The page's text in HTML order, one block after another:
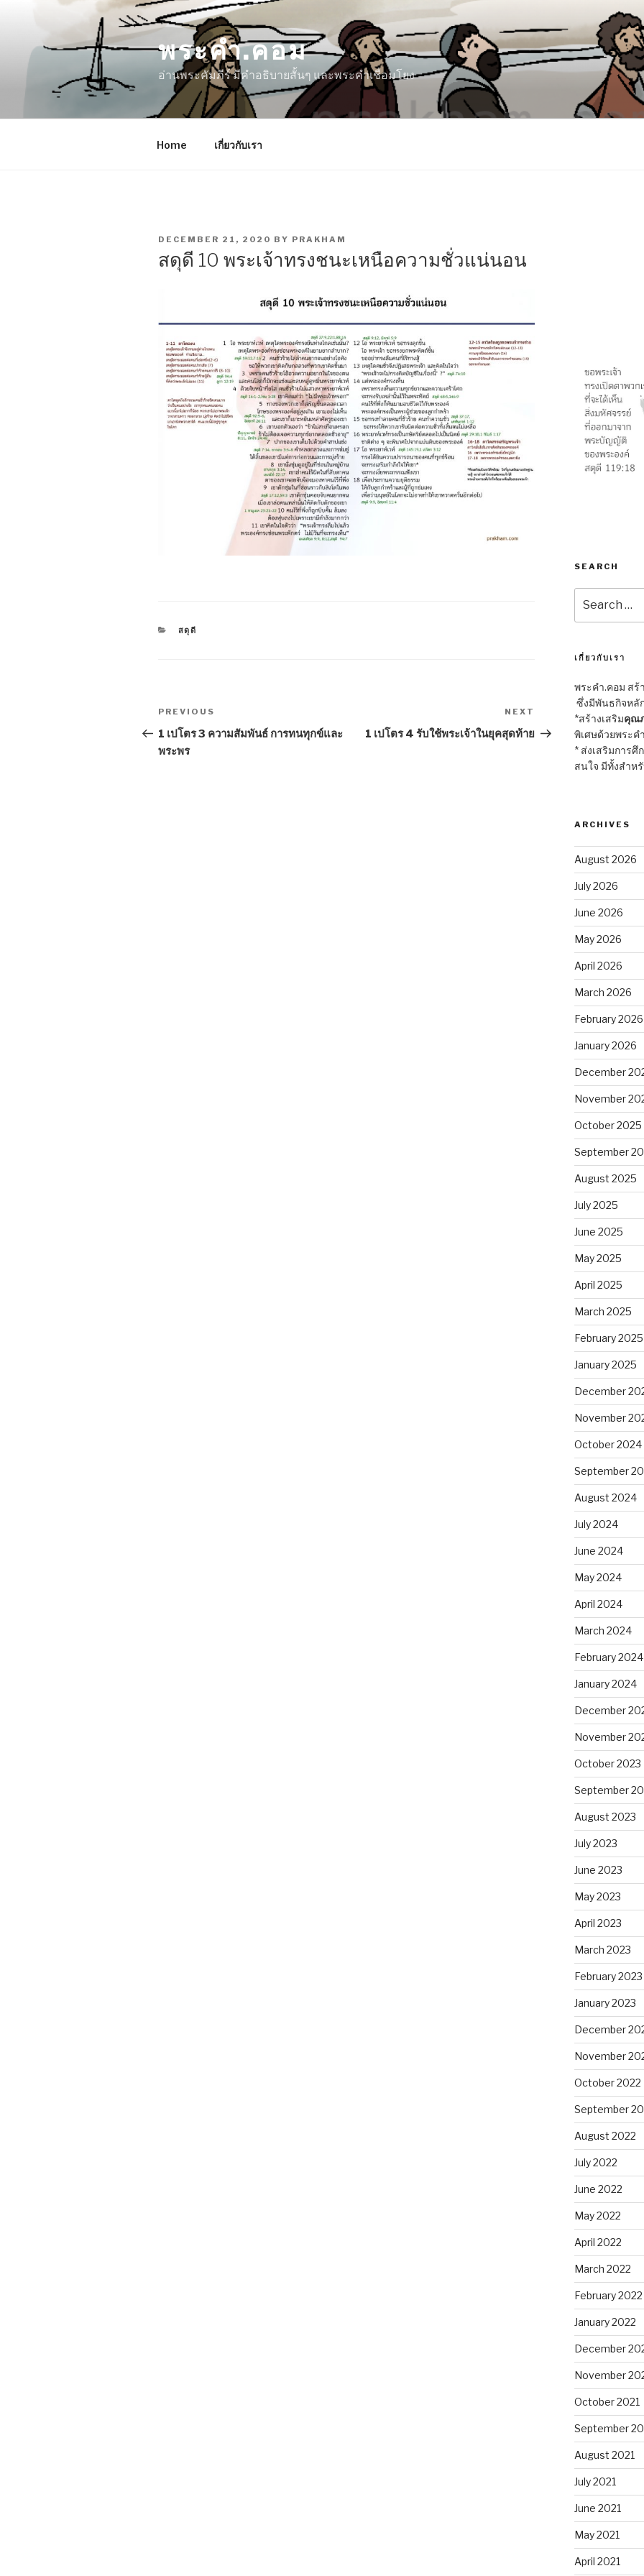
content
พระคำ.คอม
อ่านพระคัมภีร์ มีคำอธิบายสั้นๆ และพระคำเชื่อมโยง
Home เกี่ยวกับเรา
POSTED
DECEMBER 21, 2020 BY PRAKHAM
สดุดี 10 พระเจ้าทรงชนะเหนือความชั่วแน่นอน
CATEGORIES
สดุดี
Post
navigation
Previous
Post
PREVIOUS
1 เปโตร 3 ความสัมพันธ์ การทนทุกข์และ
พระพร
Post
NEXT
1 เปโตร 4 รับใช้พระเจ้าในยุคสุดท้าย
SEARCH
for:
เกี่ยวกับเรา
พระคำ.คอม ส
ซึ่งมีพันธกิจหลั
*สร้างเสริมคุณ
พิเศษด้วยพระค
* ส่งเสริมการศึ
สนใจ มีทั้งสำห
ARCHIVES
August 2026
July 2026
June 2026
May 2026
April 2026
March 2026
February 2026
January 2026
December
November
October 2025
September
August 2025
July 2025
June 2025
May 2025
April 2025
March 2025
February 2025
January 2025
December
November
October 2024
September
August 2024
July 2024
June 2024
May 2024
April 2024
March 2024
February 2024
January 2024
December
November
October 2023
September
August 2023
July 2023
June 2023
May 2023
April 2023
March 2023
February 2023
January 2023
December
November
October 2022
September
August 2022
July 2022
June 2022
May 2022
April 2022
March 2022
February 2022
January 2022
December
November
October 2021
September
August 2021
July 2021
June 2021
May 2021
April 2021